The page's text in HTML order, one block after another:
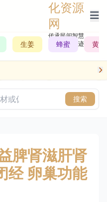
化资源
网
传承民间智慧，
记录历史轨迹
生姜 蜂蜜 黄芪
搜索
脾肾滋肝肾
经 卵巢功能